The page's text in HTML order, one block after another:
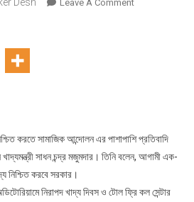
Leave A Comment
হওয়া
খাদ্যমন্ত্রী
করতে সামাজিক আন্দোলন এর পাশাপাশি প্রতিবাদি
সাধন চন্দ্র মজুমদার। তিনি বলেন, আগামী এক-
নিশ্চিত করবে সরকার।
নিরাপদ খাদ্য দিবস ও টোল ফ্রি কল সেন্টার